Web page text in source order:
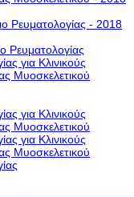
Ρευματολογίας - 2018
Ρευματολογίας
για Κλινικούς
Μυοσκελετικού
για Κλινικούς
Μυοσκελετικού
για Κλινικούς
Μυοσκελετικού